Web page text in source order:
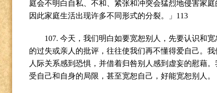
庭会不明白自私、不和、紧张和冲突会猛烈地侵害家
因此家庭生活出现许多不同形式的分裂。」 113
107.今天，我们明白如要宽恕别人，先要认识和
的过失或亲人的批评，往往使我们再不懂得爱自己。
人际关系感到恐惧，并借着归咎别人感到虚妄的慰藉
受自己和自身的局限，甚至宽恕自己，好能宽恕别人。